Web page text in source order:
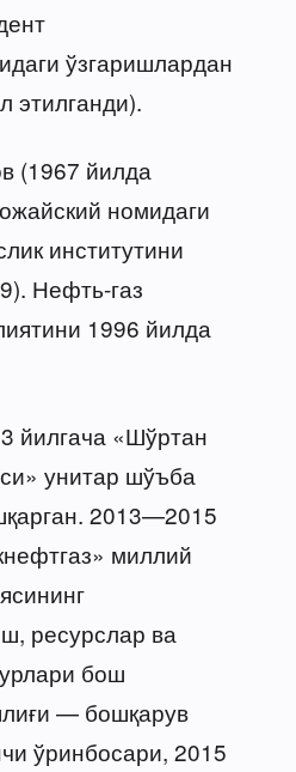
ўзгаришлардан
этилганди).
(1967 йилда
номидаги
институтини
Нефть-газ
1996 йилда
йилгача «Шўртан
унитар шўъба
2013—2015
миллий
ресурслар ва
бош
— бошқарув
ўринбосари, 2015